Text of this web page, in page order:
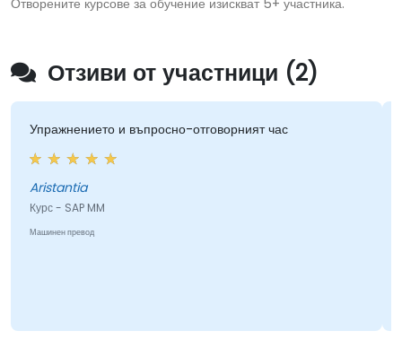
Отворените курсове за обучение изискват 5+ участника.
Отзиви от участници (2)
и въпросно-отговорният час
- SAP MM
превод